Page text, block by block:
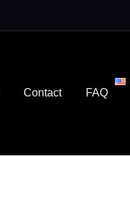
Contact FAQ